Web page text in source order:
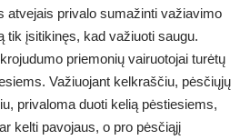
atvejais privalo sumažinti važiavimo
tik įsitikinęs, kad važiuoti saugu.
priemonių vairuotojai turėtų
Važiuojant kelkraščiu, pėsčiųjų
privaloma duoti kelią pėstiesiems,
kelti pavojaus, o pro pėsčiąjį